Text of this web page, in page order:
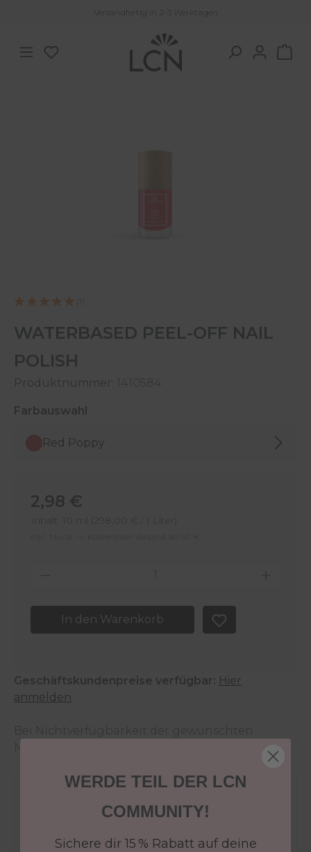
Zum Hauptinhalt springenVersandfertig in 2-3 Werktagen
Du hast 0 Produkte auf dem Merkzettel
WATERBASED PEEL-OFF NAIL
POLISH
Produktnummer: 1410584
Farbauswahl
Red Poppy
Regulärer Preis:
2,98 €
Inhalt: (298,00 € / 1 Liter)
Produkt Anzahl: Gib den
In den Warenkorb
Geschäftskundenpreise verfügbar: Hier
anmelden
Bei Nichtverfügbarkeit der gewünschten
Menge wende dich an den
30 Tage Rückgaberecht
Versandfertig in 24-48h
WERDE TEIL DER LCN
COMMUNITY!
Sichere dir 15 % Rabatt auf deine